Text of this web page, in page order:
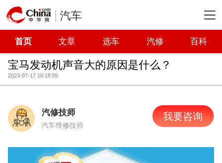
汽车
首页 文章 选车 汽修 百科
宝马发动机声音大的原因是什么？
2023-07-17 16:18:55
汽修技师
汽车维修技师
我要咨询